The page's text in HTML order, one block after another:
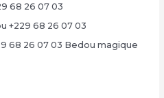
68 26 07 03
+229 68 26 07 03
68 26 07 03 Bedou magique